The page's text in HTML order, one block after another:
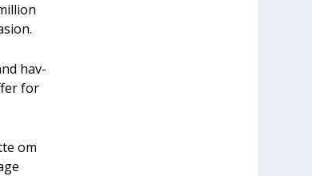
hav­
for
om